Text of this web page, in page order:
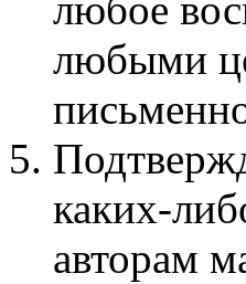
любое
любыми
каких-
авторам